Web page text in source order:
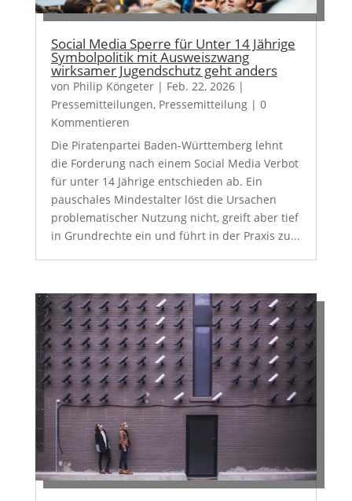
Social Media Sperre für Unter 14 Jährige
Symbolpolitik mit Ausweiszwang
wirksamer Jugendschutz geht anders
von Philip Köngeter| Feb. 22, 2026|
Pressemitteilungen, Pressemitteilung| 0
Kommentieren
Die Piratenpartei Baden-Württemberg lehnt
die Forderung nach einem Social Media Verbot
für unter 14 Jährige entschieden ab. Ein
pauschales Mindestalter löst die Ursachen
problematischer Nutzung nicht, greift aber tief
in Grundrechte ein und führt in der Praxis zu...